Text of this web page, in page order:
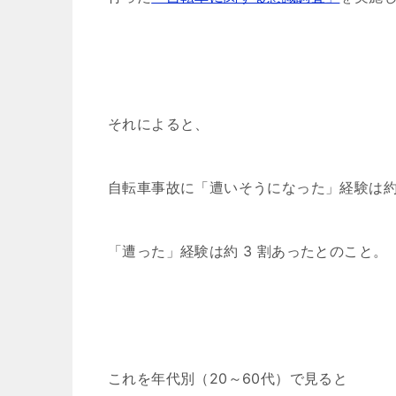
それによると、
自転車事故に「遭いそうになった」経験は
「遭った」経験は約 3 割あったとのこと。
これを年代別（20～60代）で見ると